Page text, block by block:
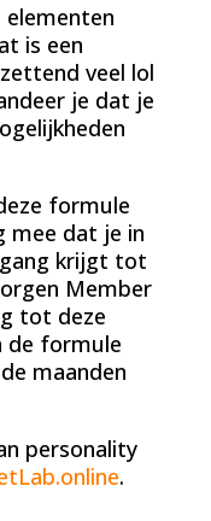
elementen
is een
veel lol
je dat je
formule
mee dat je in
krijgt tot
Member
tot deze
de formule
maanden
personality
.